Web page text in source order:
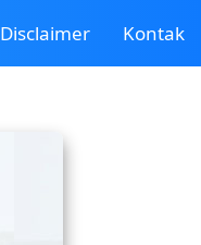
Disclaimer Kontak